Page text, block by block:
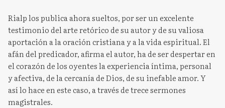
Rialp los publica ahora sueltos, por ser un excelente
testimonio del arte retórico de su autor y de su valiosa
aportación a la oración cristiana y a la vida espiritual. El
afán del predicador, afirma el autor, ha de ser despertar en
el corazón de los oyentes la experiencia íntima, personal
y afectiva, de la cercanía de Dios, de su inefable amor. Y
así lo hace en este caso, a través de trece sermones
magistrales.